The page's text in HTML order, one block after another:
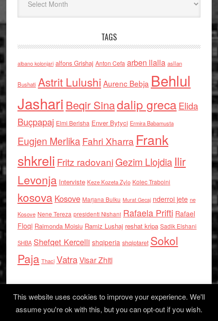
TAGS
albano kolonjari alfons Grishaj Anton Cefa arben llalla asllan
Bushati Astrit Lulushi Aurenc Bebja Behlul
Jashari Beqir Sinadalip grecaElida
Buçpapaj Elmi Berisha Enver Bytyci Ermira Babamusta
Eugjen MerlikaFahri Xharra Frank
shkreli Fritz radovaniGezim Llojdia Ilir
Levonja Interviste Keze Kozeta Zylo Kolec Traboini
kosova Kosove Marjana Bulku Murat Gecaj nderroi jete ne
Kosove Nene Tereza presidenti Nishani Rafaela Prifti Rafael
Floqi Raimonda Moisiu Ramiz Lushaj reshat kripa Sadik Elshani
SHBA Shefqet Kercelli shqiperia shqiptaret Sokol
Paja Thaci VatraVisar Zhiti
This website uses cookies to improve your experience. We'll
assume you're ok with this, but you can opt-out if you wish.